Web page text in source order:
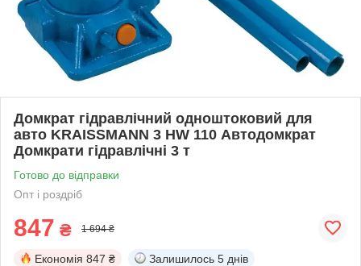
Домкрат гідравлічний одноштоковий для
авто KRAISSMANN 3 HW 110 Автодомкрат
Домкрати гідравлічні 3 т
Готово до відправки
Опт і роздріб
847 ₴ 1 694 ₴
Економія 847 ₴ Залишилось 5 днів